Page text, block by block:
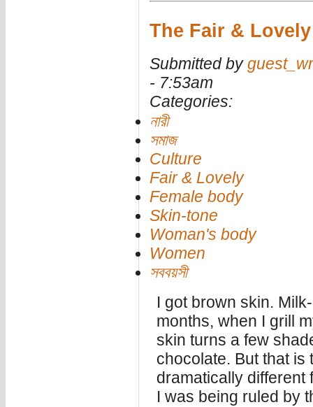
The Fair &
Submitted by
- 7:53am
Categories:
নারী
সমাজ
Culture
Fair & Lovely
Female body
Skin-tone
Woman's body
Women
সববয়সী
I got brown skin.
months, when I grill
skin turns a few
chocolate. But that is
dramatically different
I was being ruled by